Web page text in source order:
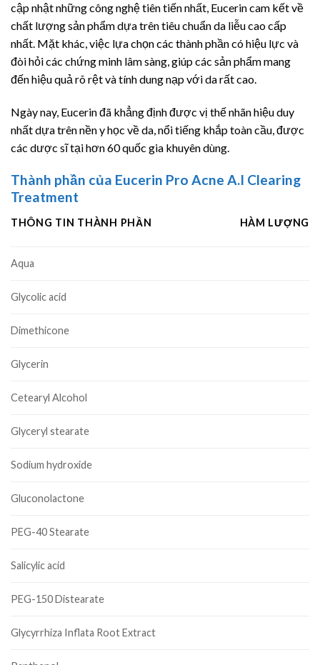
cập nhật những công nghệ tiên tiến nhất, Eucerin cam kết về
chất lượng sản phẩm dựa trên tiêu chuẩn da liễu cao cấp
nhất. Mặt khác, việc lựa chọn các thành phần có hiệu lực và
đòi hỏi các chứng minh lâm sàng, giúp các sản phẩm mang
đến hiệu quả rõ rệt và tính dung nạp với da rất cao.
Ngày nay, Eucerin đã khẳng định được vị thế nhãn hiệu duy
nhất dựa trên nền y học về da, nổi tiếng khắp toàn cầu, được
các dược sĩ tại hơn 60 quốc gia khuyên dùng.
Thành phần của Eucerin Pro Acne A.I Clearing
Treatment
THÔNG TIN THÀNH PHẦN HÀM LƯỢNG
Aqua
Glycolic acid
Dimethicone
Glycerin
Cetearyl Alcohol
Glyceryl stearate
Sodium hydroxide
Gluconolactone
PEG-40 Stearate
Salicylic acid
PEG-150 Distearate
Glycyrrhiza Inflata Root Extract